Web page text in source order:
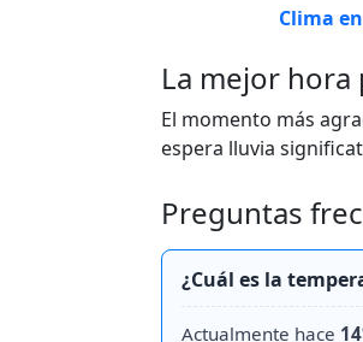
Clima
La mejor hora
El momento más
espera lluvia
Preguntas
¿Cuál es la
Actualmente hace